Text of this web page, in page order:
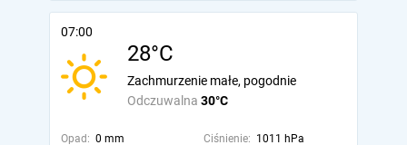
07:00
28°C
Odczuwalna 30°C
Zachmurzenie małe, pogodnie
Opad: 0 mm Ciśnienie: 1011 hPa